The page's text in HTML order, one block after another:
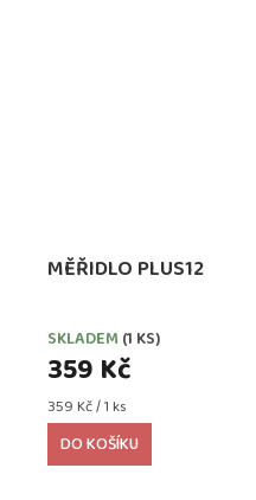
MĚŘIDLO PLUS12
SKLADEM (1 KS)
359 Kč
Měrná
cena:
359 Kč / 1 ks
DO KOŠÍKU